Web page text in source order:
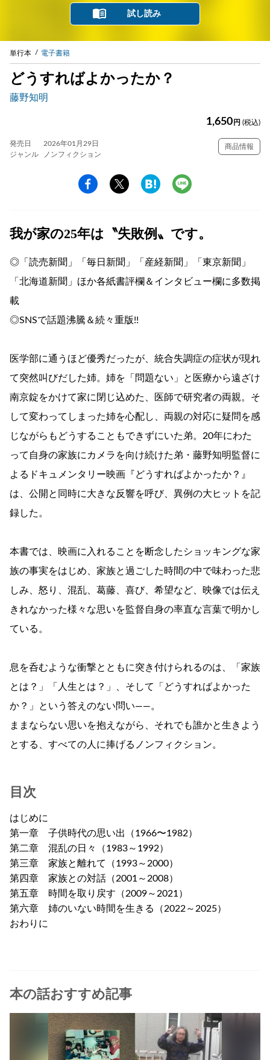
試し読み
単行本 電子書籍
どうすればよかったか？
藤野知明
1,650 円 (税込)
発売日
2026年01月29日
ジャンル
ノンフィクション
商品情報
我が家の25年は〝失敗例〟です。
◎「読売新聞」「毎日新聞」「産経新聞」「東京新聞」
「北海道新聞」ほか各紙書評欄＆インタビュー欄に多数掲
載
◎SNSで話題沸騰＆続々重版!!
医学部に通うほど優秀だったが、統合失調症の症状が現れ
て突然叫びだした姉。姉を「問題ない」と医療から遠ざけ
南京錠をかけて家に閉じ込めた、医師で研究者の両親。そ
して変わってしまった姉を心配し、両親の対応に疑問を感
じながらもどうすることもできずにいた弟。20年にわた
って自身の家族にカメラを向け続けた弟・藤野知明監督に
よるドキュメンタリー映画『どうすればよかったか？』
は、公開と同時に大きな反響を呼び、異例の大ヒットを記
録した。
本書では、映画に入れることを断念したショッキングな家
族の事実をはじめ、家族と過ごした時間の中で味わった悲
しみ、怒り、混乱、葛藤、喜び、希望など、映像では伝え
きれなかった様々な思いを監督自身の率直な言葉で明かし
ている。
息を呑むような衝撃とともに突き付けられるのは、「家族
とは？」「人生とは？」、そして「どうすればよかった
か？」という答えのない問い――。
ままならない思いを抱えながら、それでも誰かと生きよう
とする、すべての人に捧げるノンフィクション。
目次
はじめに
第一章 子供時代の思い出（1966〜1982）
第二章 混乱の日々（1983～1992）
第三章 家族と離れて（1993～2000）
第四章 家族との対話（2001～2008）
第五章 時間を取り戻す（2009～2021）
第六章 姉のいない時間を生きる（2022～2025）
おわりに
本の話おすすめ記事